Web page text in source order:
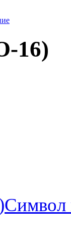
16)
Символ